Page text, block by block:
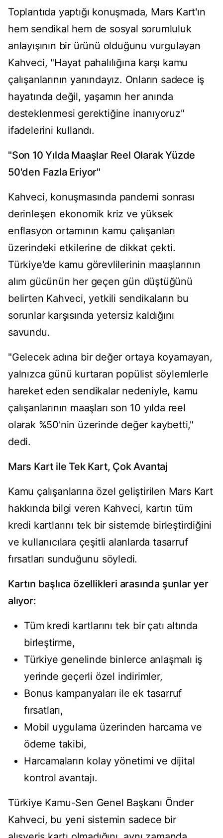
Toplantıda yaptığı konuşmada, Mars Kart'ın
hem sendikal hem de sosyal sorumluluk
anlayışının bir ürünü olduğunu vurgulayan
Kahveci, "Hayat pahalılığına karşı kamu
çalışanlarının yanındayız. Onların sadece iş
hayatında değil, yaşamın her anında
desteklenmesi gerektiğine inanıyoruz"
ifadelerini kullandı.
"Son 10 Yılda Maaşlar Reel Olarak Yüzde
50'den Fazla Eriyor"
Kahveci, konuşmasında pandemi sonrası
derinleşen ekonomik kriz ve yüksek
enflasyon ortamının kamu çalışanları
üzerindeki etkilerine de dikkat çekti.
Türkiye'de kamu görevlilerinin maaşlarının
alım gücünün her geçen gün düştüğünü
belirten Kahveci, yetkili sendikaların bu
sorunlar karşısında yetersiz kaldığını
savundu.
"Gelecek adına bir değer ortaya koyamayan,
yalnızca günü kurtaran popülist söylemlerle
hareket eden sendikalar nedeniyle, kamu
çalışanlarının maaşları son 10 yılda reel
olarak %50'nin üzerinde değer kaybetti,"
dedi.
Mars Kart ile Tek Kart, Çok Avantaj
Kamu çalışanlarına özel geliştirilen Mars Kart
hakkında bilgi veren Kahveci, kartın tüm
kredi kartlarını tek bir sistemde birleştirdiğini
ve kullanıcılara çeşitli alanlarda tasarruf
fırsatları sunduğunu söyledi.
Kartın başlıca özellikleri arasında şunlar yer
alıyor:
Tüm kredi kartlarını tek bir çatı altında
birleştirme,
Türkiye genelinde binlerce anlaşmalı iş
yerinde geçerli özel indirimler,
Bonus kampanyaları ile ek tasarruf
fırsatları,
Mobil uygulama üzerinden harcama ve
ödeme takibi,
Harcamaların kolay yönetimi ve dijital
kontrol avantajı.
Türkiye Kamu-Sen Genel Başkanı Önder
Kahveci, bu yeni sistemin sadece bir